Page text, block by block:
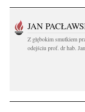
JAN
Z głębokim smutkiem
odejściu prof. dr hab.